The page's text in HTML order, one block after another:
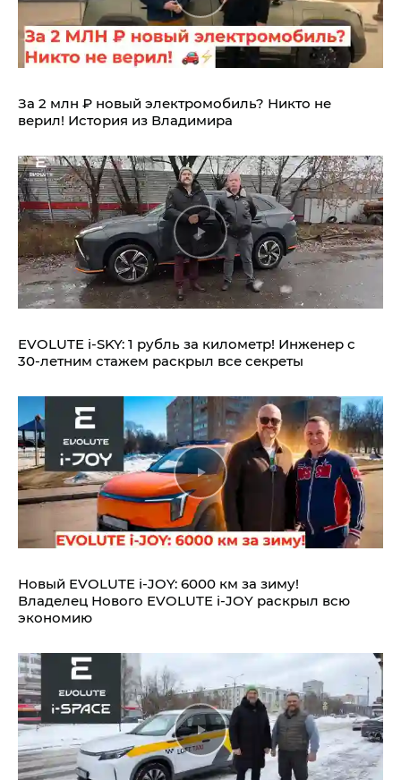
За 2 млн ₽ новый электромобиль? Никто не
верил! История из Владимира
EVOLUTE i‑SKY: 1 рубль за километр! Инженер с
30-летним стажем раскрыл все секреты
Новый EVOLUTE i‑JOY: 6000 км за зиму!
Владелец Нового EVOLUTE i‑JOY раскрыл всю
экономию